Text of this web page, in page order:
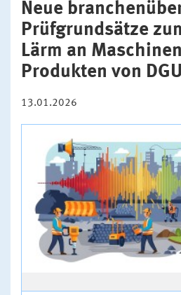
Neue
Prüfgrundsätze
Lärm an
Produkten von
13.01.2026